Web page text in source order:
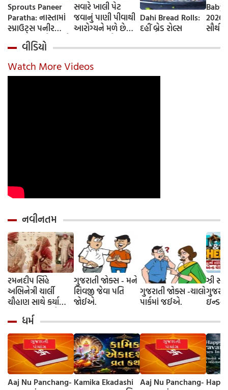
Sprouts Paneer
Paratha: નાસ્તામાં
સ્પ્રાઉટ્સ પનીર
પરાઠા બનાવો, તમને
પ્રોટીનનો ડબલ ડોઝ
મળશે
સવારે ખાલી પેટ
જવાનું પાણી પીવાથી
આરોગ્યને મળે છે
જાણીએ તેના ફાયદા
અને ઉપયોગ કરવાની
યોગ્ય રીત
Dahi Bread Rolls:
દહીં બ્રેડ રોલ્સ
Baby
વીડિયો
Watch More Videos
નવીનતમ
રમનદીપ સિંહે
અભિનેત્રી ચાર્લી
ચૌહાણ સાથે કર્યા
લગ્ન, જશ્નમાં ક્રિકેટ
જગતના કલાકારોની
હાજરી
ગુજરાતી જોક્સ - મને
શિવજી જેવા પતિ
જોઈએ.
ગુજરાતી જોક્સ -ચાલો
પાર્કમાં જઈએ.
ઝી
ચેરી'
રિલીઝ
ધર્મ
Aaj Nu Panchang- Kamika Ekadashi Aaj Nu Panchang-